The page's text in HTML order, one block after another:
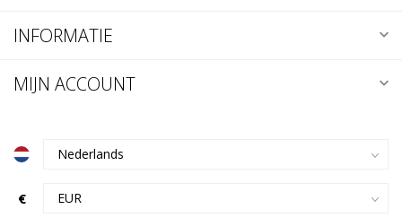
INFORMATIE
MIJN ACCOUNT
€